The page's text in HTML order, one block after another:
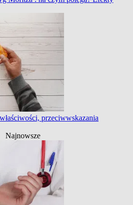
przeciwwskazania
Najnowsze